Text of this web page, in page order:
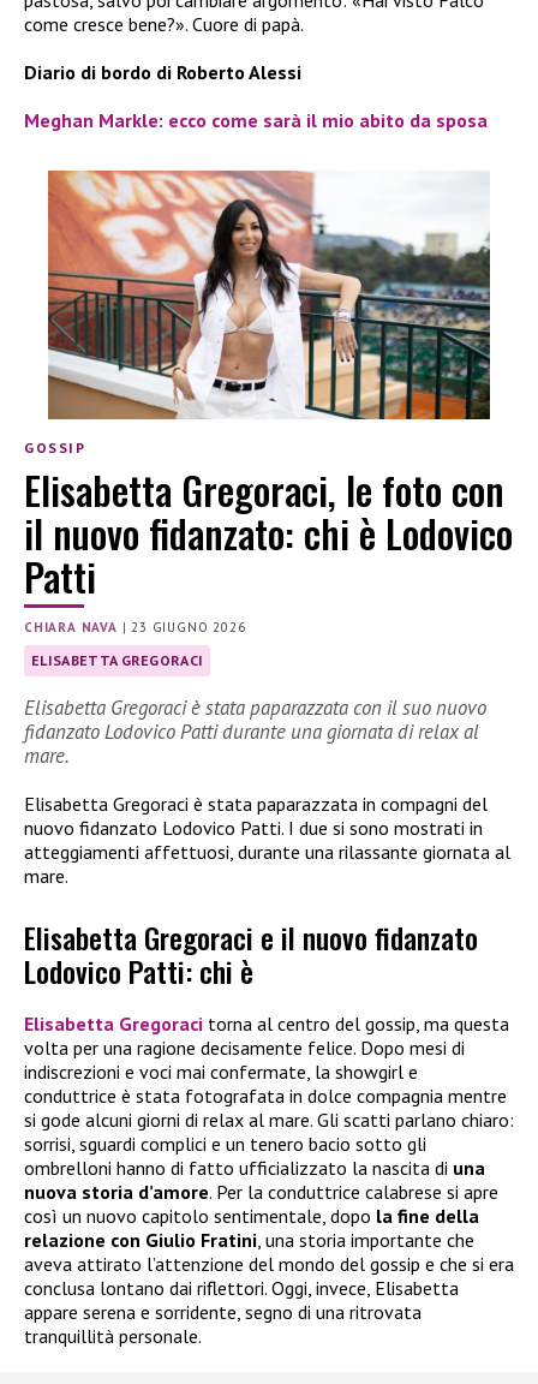
come cresce bene?». Cuore di papà.
Diario di bordo di Roberto Alessi
Meghan Markle: ecco come sarà il mio abito da sposa
GOSSIP
Elisabetta Gregoraci, le foto con
il nuovo fidanzato: chi è Lodovico
Patti
CHIARA NAVA | 23 GIUGNO 2026
ELISABETTA GREGORACI
Elisabetta Gregoraci è stata paparazzata con il suo nuovo
fidanzato Lodovico Patti durante una giornata di relax al
mare.
Elisabetta Gregoraci è stata paparazzata in compagni del
nuovo fidanzato Lodovico Patti. I due si sono mostrati in
atteggiamenti affettuosi, durante una rilassante giornata al
mare.
Elisabetta Gregoraci e il nuovo fidanzato
Lodovico Patti: chi è
Elisabetta Gregoraci torna al centro del gossip, ma questa
volta per una ragione decisamente felice. Dopo mesi di
indiscrezioni e voci mai confermate, la showgirl e
conduttrice è stata fotografata in dolce compagnia mentre
si gode alcuni giorni di relax al mare. Gli scatti parlano chiaro:
sorrisi, sguardi complici e un tenero bacio sotto gli
ombrelloni hanno di fatto ufficializzato la nascita di una
nuova storia d’amore. Per la conduttrice calabrese si apre
così un nuovo capitolo sentimentale, dopo la fine della
relazione con Giulio Fratini , una storia importante che
aveva attirato l’attenzione del mondo del gossip e che si era
conclusa lontano dai riflettori. Oggi, invece, Elisabetta
appare serena e sorridente, segno di una ritrovata
tranquillità personale.